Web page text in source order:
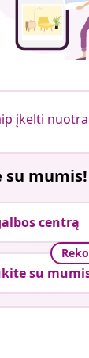
įkelti
su mumis!
centrą
su